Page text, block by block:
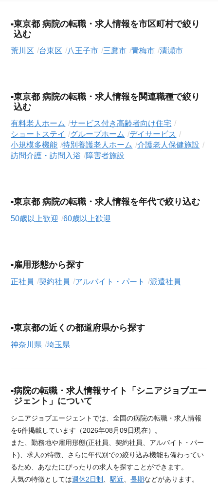
東京都 病院の転職・求人情報を市区町村で絞り
込む
荒川区 台東区 八王子市 三鷹市 青梅市 清瀬市
東京都 病院の転職・求人情報を関連職種で絞り
込む
有料老人ホーム
サービス付き高齢者向け住宅
ショートステイ
グループホーム
デイサービス
小規模多機能
特別養護老人ホーム
介護老人保健施設
訪問介護・訪問入浴
障害者施設
東京都 病院の転職・求人情報を年代で絞り込む
50歳以上歓迎 60歳以上歓迎
雇用形態から探す
正社員 契約社員 アルバイト・パート 派遣社員
東京都の近くの都道府県から探す
神奈川県 埼玉県
病院の転職・求人情報サイト「シニアジョブエー
ジェント」について
シニアジョブエージェントでは、全国の病院の転職・求人情報
を6件掲載しています（2026年08月09日現在）。
また、勤務地や雇用形態(正社員、契約社員、アルバイト・パー
ト)、求人の特徴、さらに年代別での絞り込み機能も備わってい
るため、あなたにぴったりの求人を探すことができます。
人気の特徴としては週休2日制 、駅近 、長期などがあります。